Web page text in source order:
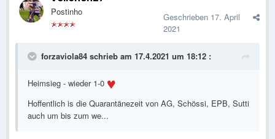
Postinho Geschrieben 17. April
2021
forzaviola84 schrieb am 17.4.2021 um 18:12 :
Heimsieg - wieder 1-0
Hoffentlich is die Quarantänezeit von AG, Schössi, EPB, Sutti
auch um bis zum we...